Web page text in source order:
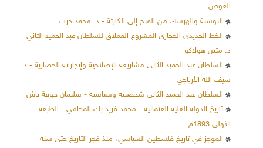
العوض
البوسنة والهرسك من الفتح إلى الكارثة - د. محمد حرب
الخط الحديدي الحجازي المشروع العملاق للسلطان عبد الحميد الثاني -
د. متين هولاكو
السلطان عبد الحميد الثاني مشاريعه الإصلاحية وإنجازاته الحضارية - د
سيف الله الأرباجي
السلطان عبد الحميد الثاني شخصيته وسياسته - سليمان جوقة باش
تاريخ الدولة العلية العثمانية - محمد فريد بك المحامي - الطبعة
الأولى 1893م
الموجز في تاريخ فلسطين السياسي، منذ فجر التاريخ حتى سنة